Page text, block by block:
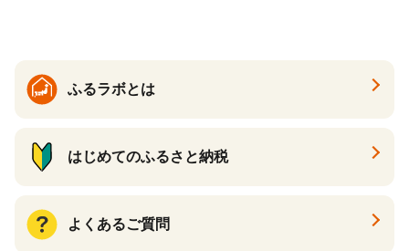
ふるラボとは
はじめてのふるさと納税
よくあるご質問